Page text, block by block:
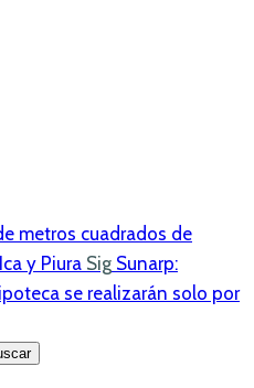
metros cuadrados de
y Piura Sig Sunarp:
se realizarán solo por